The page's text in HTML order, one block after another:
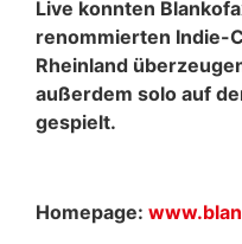
Live konnten
renommierten Indie-
Rheinland
außerdem solo auf
gespielt.
Homepage: